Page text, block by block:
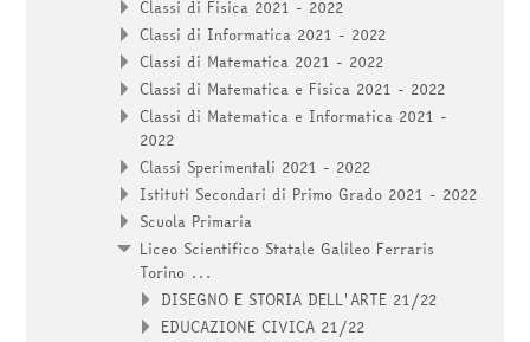
Classi di Fisica 2021 - 2022
Classi di Informatica 2021 - 2022
Classi di Matematica 2021 - 2022
Classi di Matematica e Fisica 2021 - 2022
Classi di Matematica e Informatica 2021 -
2022
Classi Sperimentali 2021 - 2022
Istituti Secondari di Primo Grado 2021 - 2022
Scuola Primaria
Liceo Scientifico Statale Galileo Ferraris
Torino ...
DISEGNO E STORIA DELL'ARTE 21/22
EDUCAZIONE CIVICA 21/22